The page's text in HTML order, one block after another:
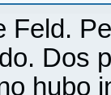
Feld.
Dos
hubo